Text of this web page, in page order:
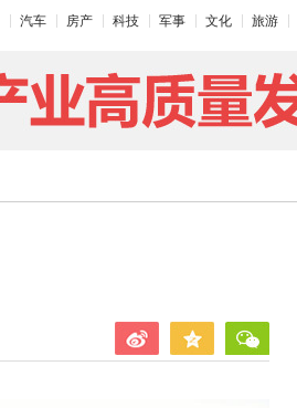
汽车 房产 科技 军事 文化 旅游